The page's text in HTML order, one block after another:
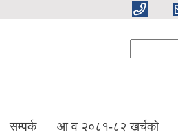
सम्पर्क आ व २०८१-८२ खर्चको